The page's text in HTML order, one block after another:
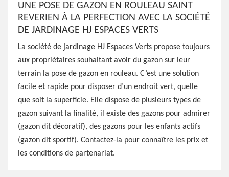
UNE POSE DE GAZON EN ROULEAU SAINT
REVERIEN À LA PERFECTION AVEC LA SOCIÉTÉ
DE JARDINAGE HJ ESPACES VERTS
La société de jardinage HJ Espaces Verts propose toujours
aux propriétaires souhaitant avoir du gazon sur leur
terrain la pose de gazon en rouleau. C’est une solution
facile et rapide pour disposer d’un endroit vert, quelle
que soit la superficie. Elle dispose de plusieurs types de
gazon suivant la finalité, il existe des gazons pour admirer
(gazon dit décoratif), des gazons pour les enfants actifs
(gazon dit sportif). Contactez-la pour connaître les prix et
les conditions de partenariat.